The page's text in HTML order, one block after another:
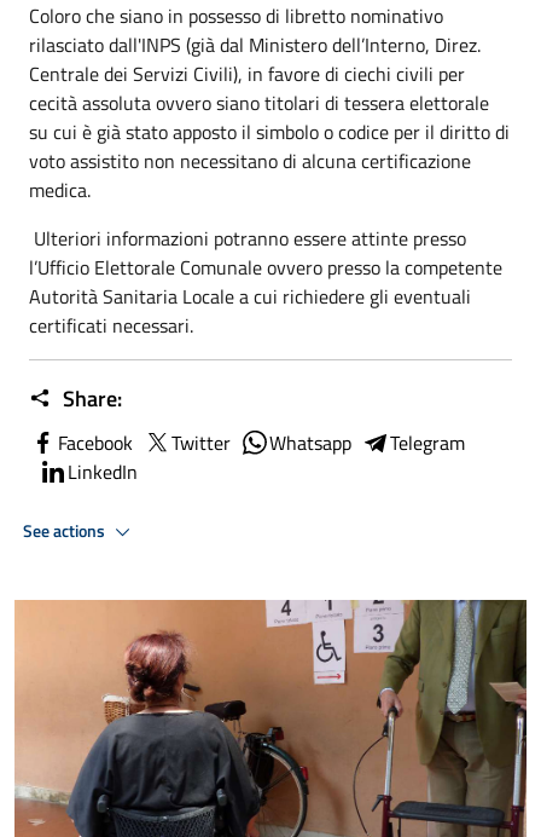
Coloro che siano in possesso di libretto nominativo
rilasciato dall'INPS (già dal Ministero dell’Interno, Direz.
Centrale dei Servizi Civili), in favore di ciechi civili per
cecità assoluta ovvero siano titolari di tessera elettorale
su cui è già stato apposto il simbolo o codice per il diritto di
voto assistito non necessitano di alcuna certificazione
medica.
Ulteriori informazioni potranno essere attinte presso
l’Ufficio Elettorale Comunale ovvero presso la competente
Autorità Sanitaria Locale a cui richiedere gli eventuali
certificati necessari.
Share:
Facebook Twitter Whatsapp
Telegram
LinkedIn
See actions